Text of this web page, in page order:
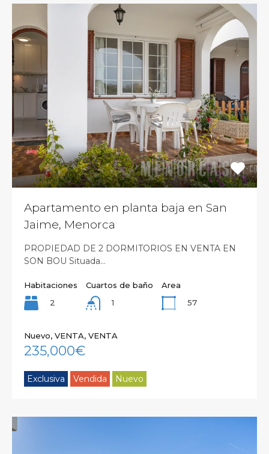
Apartamento en planta baja en San
Jaime, Menorca
PROPIEDAD DE 2 DORMITORIOS EN VENTA EN
SON BOU Situada…
Habitaciones
2
Cuartos de baño
1
Area
57
Nuevo, VENTA, VENTA
235,000€
Exclusiva Vendida Nuevo